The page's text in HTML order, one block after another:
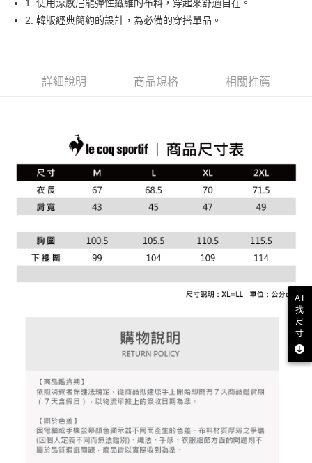
大哥付你分期
2.付款方式選擇「大哥付你分期」，訂單成立後會自動跳轉到大哥付的交易
流程，驗證手機門號後，選擇欲分期的期數、繳款截止日，確認付款後即完
消。如遇「轉專審核」未通過狀況，表示未達大哥付你分期系統評分，恕無
法說明評估內容。
【繳款方式說明】
1.分期款項不併入電信帳單，「大哥付你分期」於每月結算日後寄送繳費提
醒簡訊。
2.透過簡訊連結打開帳單後，可選擇「超商條碼／台灣大直營門市／銀行轉
帳／街口支付／iPASS MONEY」等通路繳費。
【注意事項】
1.本服務係由「台灣大哥大股份有限公司」（以下簡稱本公司）所提供，讓
用戶於交易時，得透過本服務購買商品或服務，並由商店將買賣／分期付款
2.基於同意付款使用「大哥付你分期」之契約關係目的，商店將以您的個人
資料（包含姓名、電話或地址）提供予台灣大哥大進項蒐集、處理及利用，
相關說明
２．便利：只要手機號碼，簡訊認證，即可結帳。
３．安心：先確認商品／服務後，再付款。
【「AFTEE先享後付」結帳流程】
１．於結帳方式選擇「AFTEE先享後付」後，將跳轉至「AFTEE先享後付」
結帳頁面，進行簡訊認證並確認金額後，即可完成結帳。
３．收到繳費通知簡訊後14天內，點擊此簡訊中的連結，可透過四大超商／
ATM／網路銀行／等多元方式進行付款，方視為交易完成。
※ 請注意：結帳手續完成當下不需立刻繳費，但若您需要取消訂單，請聯絡
後付繳納相關費用。
※ 交易是否成功請以「AFTEE先享後付 」之結帳頁面顯示為準，若有關於
１．透過由恩沛科技股份有限公司提供之「AFTEE先享後付」服務完成之交
易，需依本服務之必要範圍內提供個人資料，並將交易相關給付款項請求債
權轉讓予恩沛科技股份有限公司。
２．關於個人資料處理事宜，請瀏覽以下網址：
https://aftee.tw/terms/#terms3
３．未成年的使用者請事先徵得法定代理人或監護人之同意方可使用
「AFTEE先享後付」，若未經同意申辦者引起之損失，本公司不負相關責
４．使用「AFTEE先享後付」時，將依據個別帳號之用戶狀況，依本公司即
免運費
付款後全家取貨
萊爾富取貨付款
免運費
付款後7-11取貨
免運費
免運費
1. 使用涼感尼龍彈性纖維的布料，穿起來舒適自在。
2. 韓版經典簡約的設計，為必備的穿搭單品。
詳細說明 商品規格 相關推薦
AI
找
尺
寸